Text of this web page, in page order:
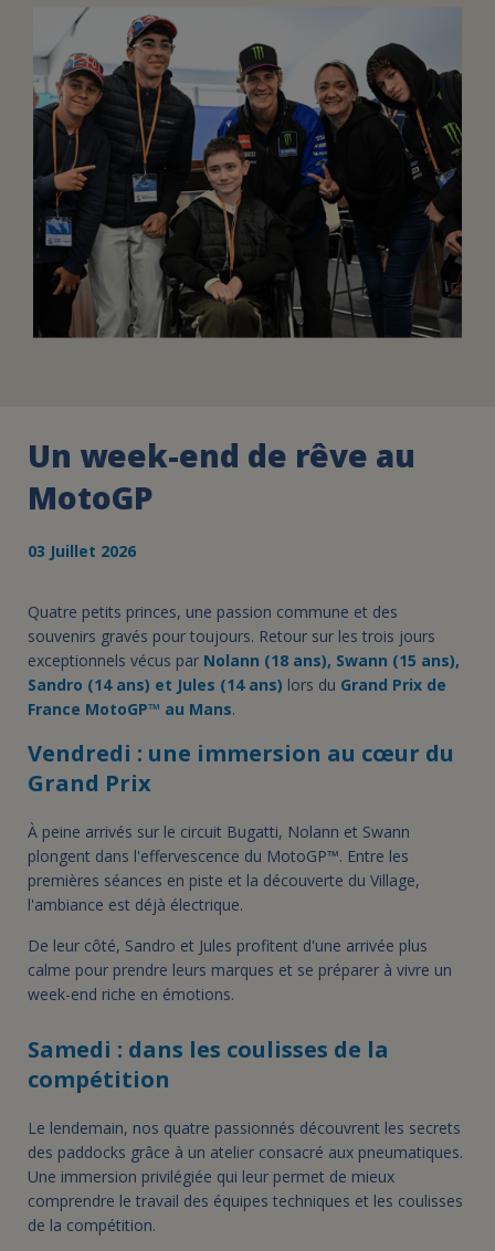
FAIRE UN DON
ASSURANCE VIE/LEGS
ESPACE PRESSE
JE DEVIENS
BÉNÉVOLE
DEVENIR
UN PETIT PRINCE
Un week-end de rêve au
MotoGP
03 Juillet 2026
Quatre petits princes, une passion commune et des
souvenirs gravés pour toujours. Retour sur les trois jours
exceptionnels vécus par Nolann (18 ans), Swann (15 ans),
Sandro (14 ans) et Jules (14 ans) lors du Grand Prix de
France MotoGP™ au Mans.
Vendredi : une immersion au cœur du
Grand Prix
À peine arrivés sur le circuit Bugatti, Nolann et Swann
plongent dans l'effervescence du MotoGP™. Entre les
premières séances en piste et la découverte du Village,
l'ambiance est déjà électrique.
De leur côté, Sandro et Jules profitent d'une arrivée plus
calme pour prendre leurs marques et se préparer à vivre un
week-end riche en émotions.
Samedi : dans les coulisses de la
compétition
Le lendemain, nos quatre passionnés découvrent les secrets
des paddocks grâce à un atelier consacré aux pneumatiques.
Une immersion privilégiée qui leur permet de mieux
comprendre le travail des équipes techniques et les coulisses
de la compétition.